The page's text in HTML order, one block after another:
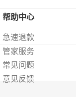
帮助中心
急速退款
管家服务
常见问题
意见反馈